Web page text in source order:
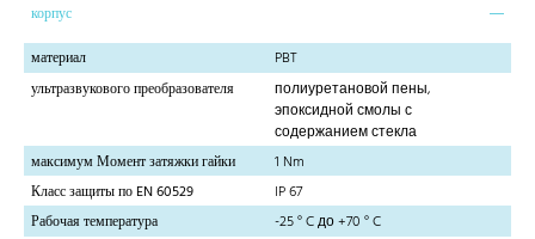
корпус
материал
PBT
ультразвукового преобразователя
полиуретановой пены,
эпоксидной смолы с
содержанием стекла
максимум Момент затяжки гайки
1 Nm
Класс защиты по EN 60529
IP 67
Рабочая температура
-25 ° C до +70 ° C